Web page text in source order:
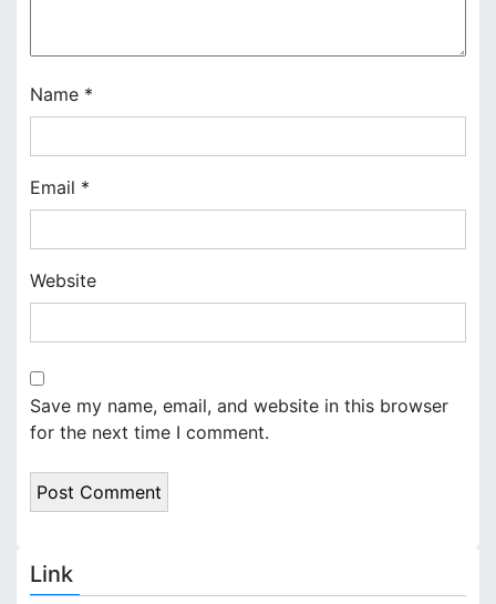
o
n
Name *
Email *
Website
Save my name, email, and website in this browser
for the next time I comment.
Link